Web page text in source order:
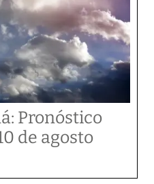
Pronóstico
de agosto